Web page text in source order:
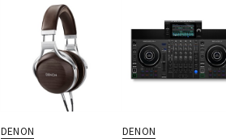
DENON DENON